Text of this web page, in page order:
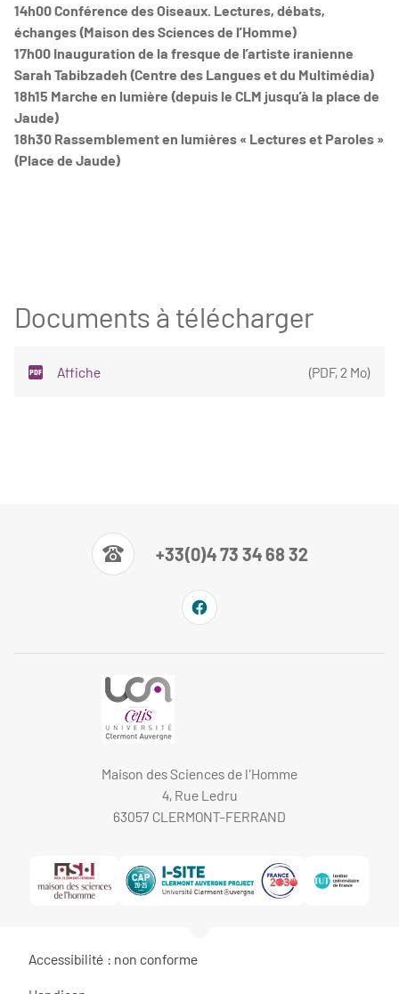
14h00 Conférence des Oiseaux. Lectures, débats,
échanges (Maison des Sciences de l’Homme)
17h00 Inauguration de la fresque de l’artiste iranienne
Sarah Tabibzadeh (Centre des Langues et du Multimédia)
18h15 Marche en lumière (depuis le CLM jusqu’à la place de
Jaude)
18h30 Rassemblement en lumières « Lectures et Paroles »
(Place de Jaude)
Documents à télécharger
Affiche (PDF,2 Mo)
+33(0)4 73 34 68 32
Maison des Sciences de l'Homme
4, Rue Ledru
63057 CLERMONT-FERRAND
Accessibilité : non conforme